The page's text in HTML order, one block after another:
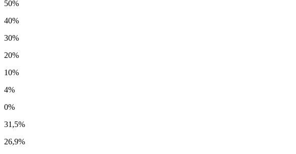
50%
40%
30%
20%
10%
4%
0%
31,5%
26,9%